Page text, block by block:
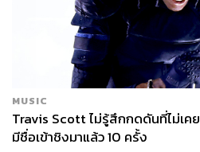
MUSIC
Travis Scott ไม่รู้สึกกดดันที่ไม่เค
มีชื่อเข้าชิงมาแล้ว 10 ครั้ง